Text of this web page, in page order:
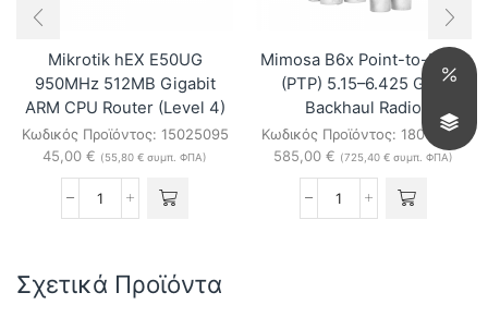
Mikrotik hEX E50UG
950MHz 512MB Gigabit
ARM CPU Router (Level 4)
Κωδικός Προϊόντος: 15025095
45,00 € (55,80 € συμπ. ΦΠΑ)
Mikrotik
512MB
Mimosa B6x Point-to-Point
(PTP) 5.15–6.425 GHz
Backhaul Radio
Κωδικός Προϊόντος: 18016425
585,00 € (725,40 € συμπ. ΦΠΑ)
Mimosa
Σχετικά Προϊόντα